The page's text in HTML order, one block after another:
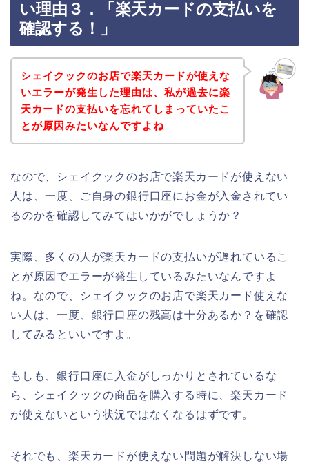
い理由３．「楽天カードの支払いを
確認する！」
シェイクックのお店で楽天カードが使えな
いエラーが発生した理由は、私が過去に楽
天カードの支払いを忘れてしまっていたこ
とが原因みたいなんですよね
なので、シェイクックのお店で楽天カードが使えない
人は、一度、ご自身の銀行口座にお金が入金されてい
るのかを確認してみてはいかがでしょうか？
実際、多くの人が楽天カードの支払いが遅れているこ
とが原因でエラーが発生しているみたいなんですよ
ね。なので、シェイクックのお店で楽天カード使えな
い人は、一度、銀行口座の残高は十分あるか？を確認
してみるといいですよ。
もしも、銀行口座に入金がしっかりとされているな
ら、シェイクックの商品を購入する時に、楽天カード
が使えないという状況ではなくなるはずです。
それでも、楽天カードが使えない問題が解決しない場